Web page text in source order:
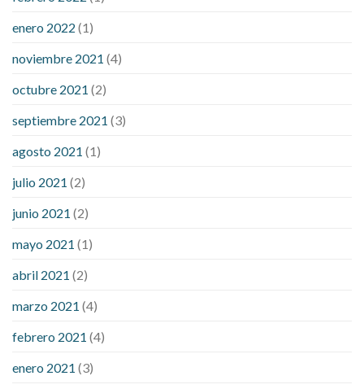
enero 2022 (1)
noviembre 2021 (4)
octubre 2021 (2)
septiembre 2021 (3)
agosto 2021 (1)
julio 2021 (2)
junio 2021 (2)
mayo 2021 (1)
abril 2021 (2)
marzo 2021 (4)
febrero 2021 (4)
enero 2021 (3)